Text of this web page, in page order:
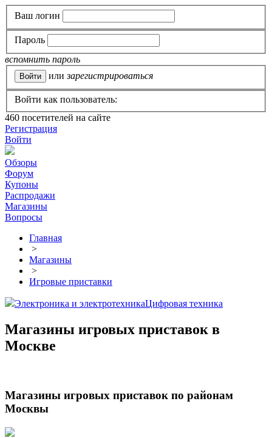
Ваш логин
Пароль
вспомнить пароль
или зарегистрироваться
Войти как пользователь:
460 посетителей на сайте
Регистрация
Войти
Обзоры
Форум
Купоны
Распродажи
Магазины
Вопросы
Главная
>
Магазины
>
Игровые приставки
Электроника и электротехникаЦифровая техника
Магазины игровых приставок в
Москве
Магазины игровых приставок по районам
Москвы